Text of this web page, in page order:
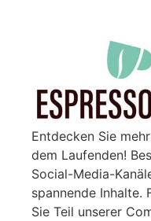
Entdecken Sie
dem Laufenden!
Social-Media-
spannende Inhalte.
Sie Teil unserer